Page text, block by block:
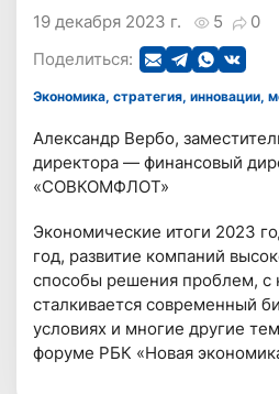
5 0
19 декабря 2023 г.
Поделиться:
Экономика, стратегия, инновации,
Александр Вербо,
директора — финансовый
«СОВКОМФЛОТ»
Экономические итоги 2023
год, развитие компаний
способы решения проблем, с
сталкивается современный
условиях и многие другие
форуме РБК «Новая